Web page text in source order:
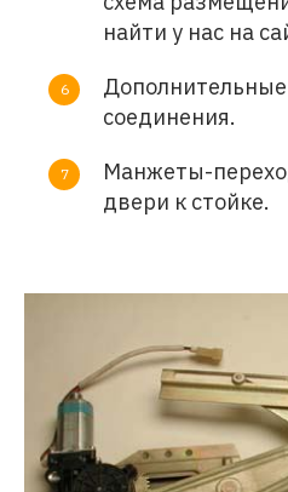
найти у нас на
соединения.
Манжеты-
двери к стойке.